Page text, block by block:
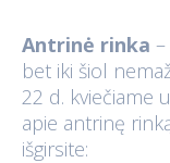
Antrinė rinka
bet iki šiol
22 d. kviečiame
apie antrinę
išgirsite: